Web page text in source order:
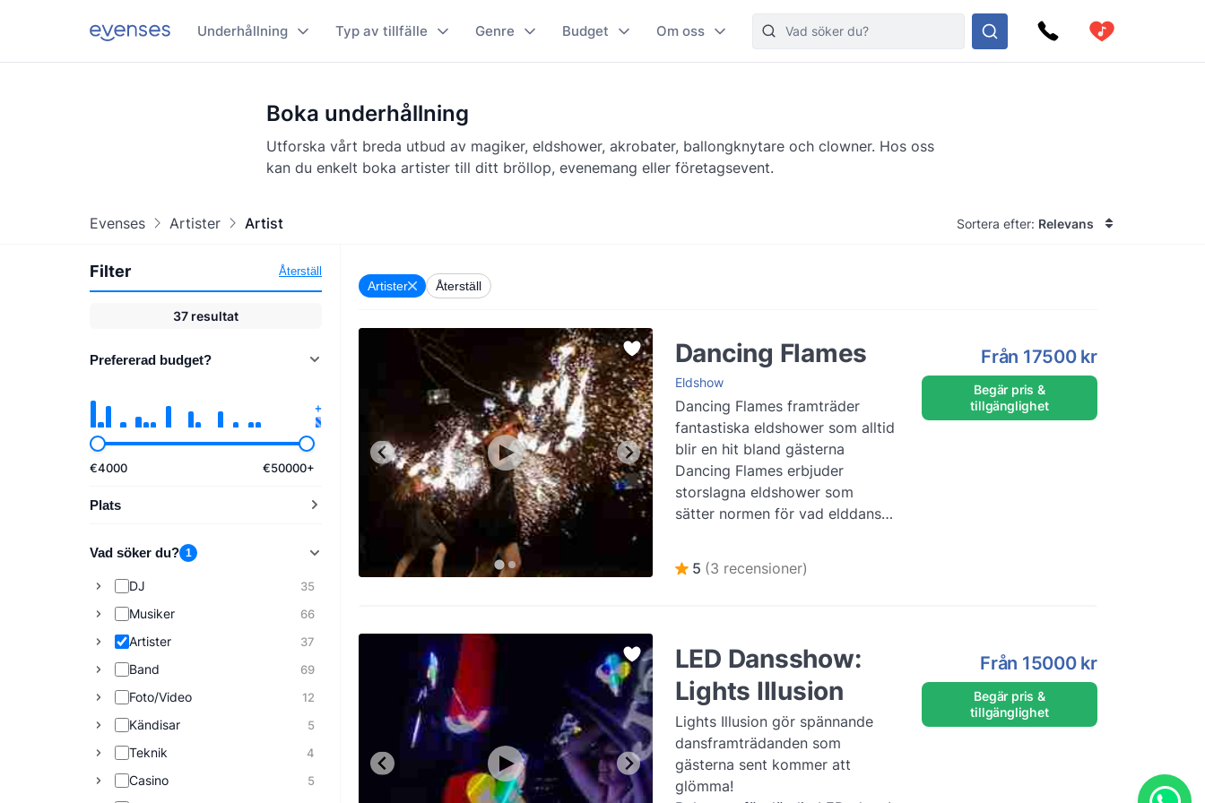
Underhållning Typ av tillfälle Genre Budget Om oss
Boka underhållning
Utforska vårt breda utbud av magiker, eldshower, akrobater, ballongknytare och clowner. Hos oss
kan du enkelt boka artister till ditt bröllop, evenemang eller företagsevent.
Evenses Artister Artist Sortera efter: Relevans
Filter Återställ
37 resultat
Prefererad budget?
€4000 €50000+
Plats
Vad söker du? 1
DJ 35
Musiker 66
Artister 37
Band 69
Foto/Video 12
Kändisar 5
Teknik 4
Casino 5
Artister Återställ
Dancing Flames
Eldshow
Dancing Flames framträder
fantastiska eldshower som alltid
blir en hit bland gästerna
Dancing Flames erbjuder
storslagna eldshower som
sätter normen för vad elddans
5 (3 recensioner)
Från 17500 kr
Begär pris &
tillgänglighet
LED Dansshow:
Lights Illusion
Lights Illusion gör spännande
dansframträdanden som
gästerna sent kommer att
glömma!
Från 15000 kr
Begär pris &
tillgänglighet